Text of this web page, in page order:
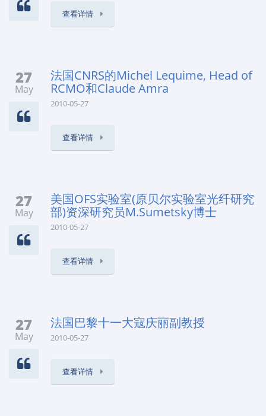
查看详情
27
May
法国CNRS的Michel Lequime, Head of
RCMO和Claude Amra
2010-05-27
查看详情
27
May
美国OFS实验室(原贝尔实验室光纤研究
部)资深研究员M.Sumetsky博士
2010-05-27
查看详情
27
May
法国巴黎十一大寇庆丽副教授
2010-05-27
查看详情